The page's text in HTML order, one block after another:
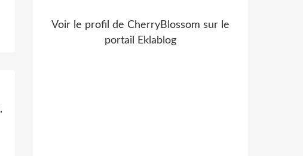
,
Voir le profil de CherryBlossom sur le
portail Eklablog